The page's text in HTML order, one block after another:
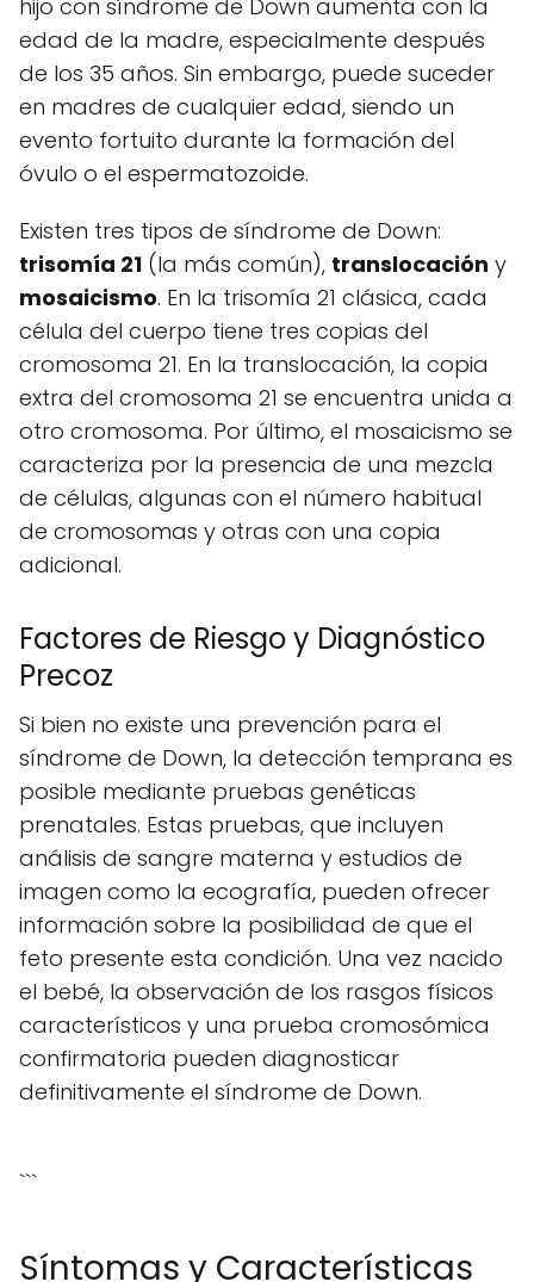
hijo con síndrome de Down aumenta con la
edad de la madre, especialmente después
de los 35 años. Sin embargo, puede suceder
en madres de cualquier edad, siendo un
evento fortuito durante la formación del
óvulo o el espermatozoide.
Existen tres tipos de síndrome de Down:
trisomía 21 (la más común), translocación y
mosaicismo. En la trisomía 21 clásica, cada
célula del cuerpo tiene tres copias del
cromosoma 21. En la translocación, la copia
extra del cromosoma 21 se encuentra unida a
otro cromosoma. Por último, el mosaicismo se
caracteriza por la presencia de una mezcla
de células, algunas con el número habitual
de cromosomas y otras con una copia
adicional.
Factores de Riesgo y Diagnóstico
Precoz
Si bien no existe una prevención para el
síndrome de Down, la detección temprana es
posible mediante pruebas genéticas
prenatales. Estas pruebas, que incluyen
análisis de sangre materna y estudios de
imagen como la ecografía, pueden ofrecer
información sobre la posibilidad de que el
feto presente esta condición. Una vez nacido
el bebé, la observación de los rasgos físicos
característicos y una prueba cromosómica
confirmatoria pueden diagnosticar
definitivamente el síndrome de Down.
```
Síntomas y Características